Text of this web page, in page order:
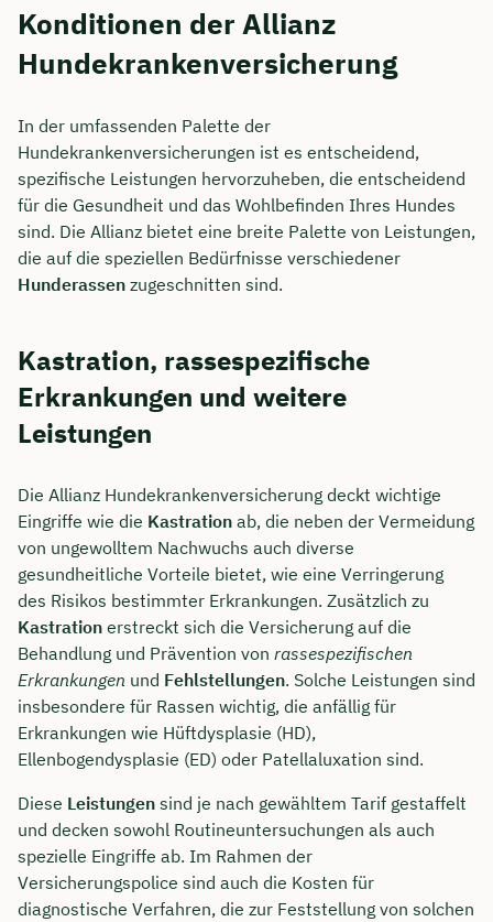
Konditionen der Allianz
Hundekrankenversicherung
In der umfassenden Palette der
Hundekrankenversicherungen ist es entscheidend,
spezifische Leistungen hervorzuheben, die entscheidend
für die Gesundheit und das Wohlbefinden Ihres Hundes
sind. Die Allianz bietet eine breite Palette von Leistungen,
die auf die speziellen Bedürfnisse verschiedener
Hunderassen zugeschnitten sind.
Kastration, rassespezifische
Erkrankungen und weitere
Leistungen
Die Allianz Hundekrankenversicherung deckt wichtige
Eingriffe wie die Kastration ab, die neben der Vermeidung
von ungewolltem Nachwuchs auch diverse
gesundheitliche Vorteile bietet, wie eine Verringerung
des Risikos bestimmter Erkrankungen. Zusätzlich zu
Kastration erstreckt sich die Versicherung auf die
Behandlung und Prävention von rassespezifischen
Erkrankungen und Fehlstellungen. Solche Leistungen sind
insbesondere für Rassen wichtig, die anfällig für
Erkrankungen wie Hüftdysplasie (HD),
Ellenbogendysplasie (ED) oder Patellaluxation sind.
Diese Leistungen sind je nach gewähltem Tarif gestaffelt
und decken sowohl Routineuntersuchungen als auch
spezielle Eingriffe ab. Im Rahmen der
Versicherungspolice sind auch die Kosten für
diagnostische Verfahren, die zur Feststellung von solchen